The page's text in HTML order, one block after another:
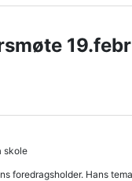
skole
foredragsholder. Hans